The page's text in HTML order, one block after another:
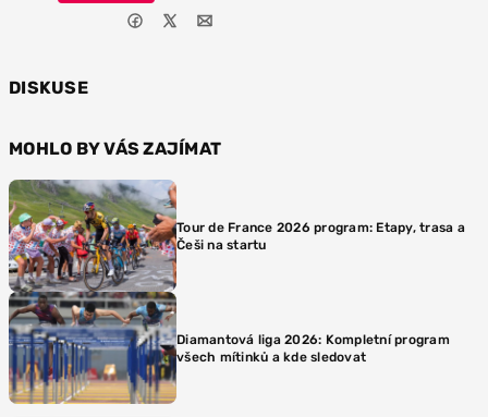
DISKUSE
MOHLO BY VÁS ZAJÍMAT
Tour de France 2026 program: Etapy, trasa a
Češi na startu
Diamantová liga 2026: Kompletní program
všech mítinků a kde sledovat